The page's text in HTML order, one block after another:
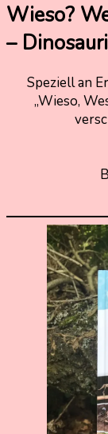
Wieso?
–
Nadine
Kammer
Speziell an
„Wieso,